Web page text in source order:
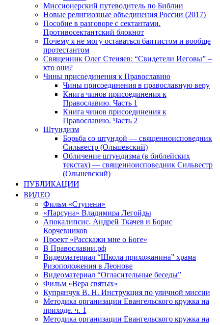
Миссионерский путеводитель по Библии
Новые религиозные объединения России (2017)
Пособие в разговоре с сектантами.
Противосектантский блокнот
Почему я не могу оставаться баптистом и вообще
протестантом
Священник Олег Стеняев: “Свидетели Иеговы” –
кто они?
Чины присоединения к Православию
Чины присоединения в православную веру
Книга чинов присоединения к
Православию. Часть 1
Книга чинов присоединения к
Православию. Часть 2
Штундизм
Борьба со штундой — священноисповедник
Сильвестр (Ольшевский)
Обличение штундизма (в библейских
текстах) — священноисповедник Сильвестр
(Ольшевский)
ПУБЛИКАЦИИ
ВИДЕО
Фильм «Ступени»
«Парсуна» Владимира Легойды
Апокалипсис. Андрей Ткачев и Борис
Корчевников
Проект «Расскажи мне о Боге»
В Православии.рф
Видеоматериал “Школа прихожанина” храма
Ризоположения в Леонове
Видеоматериал “Огласительные беседы”
Фильм «Вера святых»
Купрянчук В. Н. Инструкция по уличной миссии
Методика организации Евангельского кружка на
приходе. ч. 1
Методика организации Евангельского кружка на